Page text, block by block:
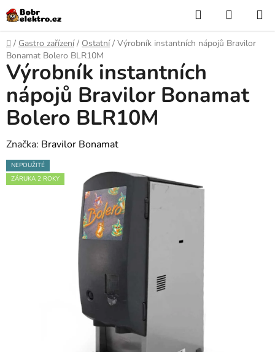
Přejít
na
obsah
Hledat
KOŠÍK
Domů
/ Gastro zařízení / Ostatní / Výrobník instantních nápojů Bravilor
Bonamat Bolero BLR10M
Výrobník instantních
nápojů Bravilor Bonamat
Bolero BLR10M
Značka: Bravilor Bonamat
NEPOUŽITÉ
ZÁRUKA 2 ROKY